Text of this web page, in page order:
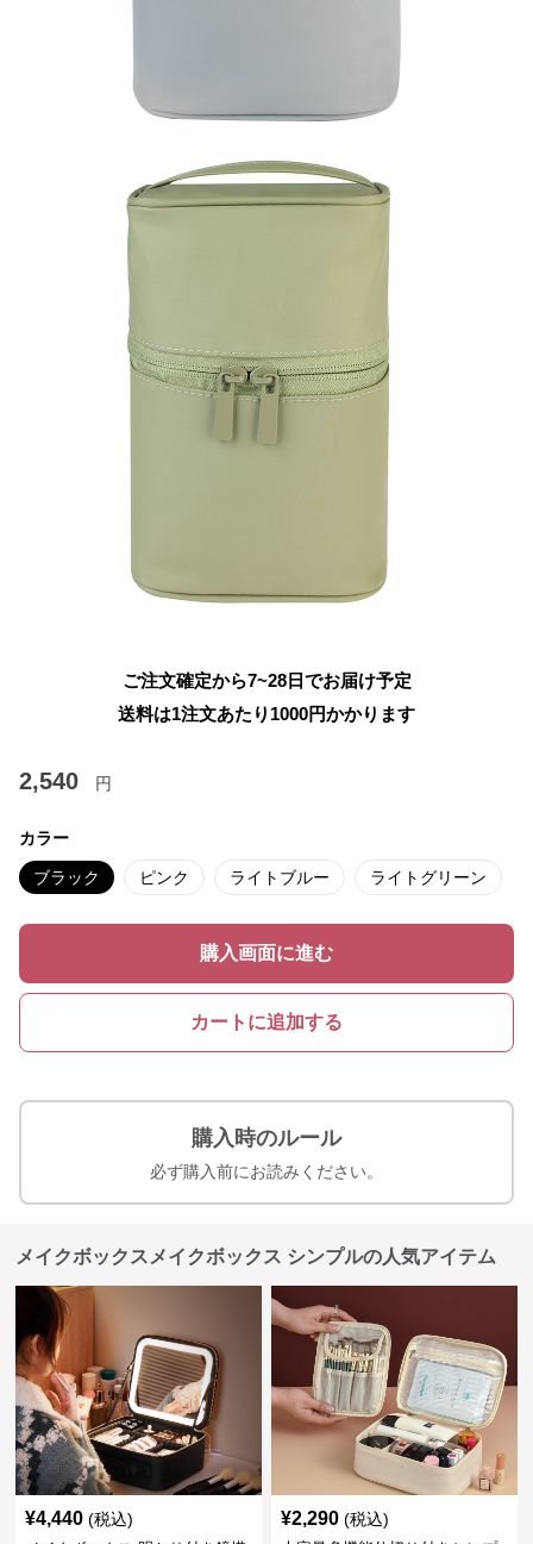
ご注文確定から7~28日でお届け予定
送料は1注文あたり 1000円かかります
2,540 円
カラー
ブラック ピンク ライトブルー ライトグリーン
購入画面に進む
カートに追加する
購入時のルール
必ず購入前にお読みください。
メイクボックスメイクボックス シンプルの人気アイテム
¥4,440 (税込) ¥2,290 (税込)